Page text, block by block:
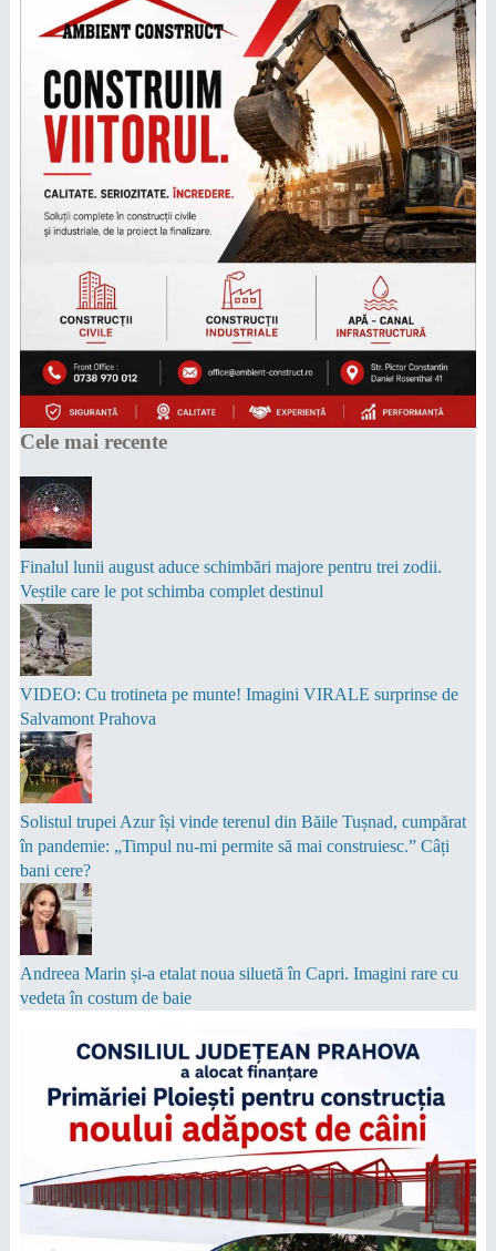
Cele mai recente
Finalul lunii august aduce schimbări majore pentru trei zodii.
Veștile care le pot schimba complet destinul
VIDEO: Cu trotineta pe munte! Imagini VIRALE surprinse de
Salvamont Prahova
Solistul trupei Azur își vinde terenul din Băile Tușnad, cumpărat
în pandemie: „Timpul nu-mi permite să mai construiesc.” Câți
bani cere?
Andreea Marin și-a etalat noua siluetă în Capri. Imagini rare cu
vedeta în costum de baie